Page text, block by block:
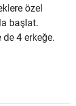
özel
başlat.
de 4 erkeğe.